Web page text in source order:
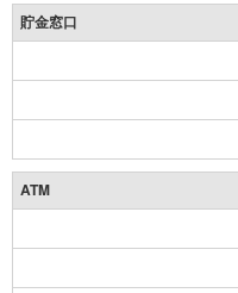
貯金窓口
ATM